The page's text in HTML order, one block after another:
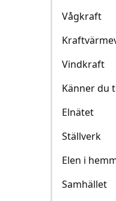
Vågkraft
Vindkraft
Känner du
Elnätet
Ställverk
Elen i
Samhället